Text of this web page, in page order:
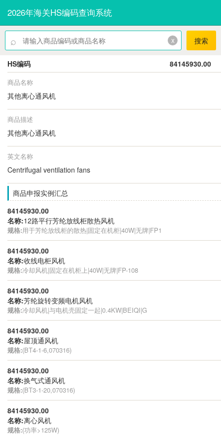
2026年海关HS编码查询系统
⌕ x 搜索
HS编码 84145930.00
商品名称
其他离心通风机
商品描述
其他离心通风机
英文名称
Centrifugal ventilation fans
商品申报实例汇总
84145930.00
名称:12路平行芳纶放线柜散热风机
规格:用于芳纶放线柜的散热|固定在机柜|40W|无牌|FP1
84145930.00
名称:收线电柜风机
规格:冷却风机|固定在机柜上|40W|无牌|FP-108
84145930.00
名称:芳纶旋转变频电机风机
规格:冷却风机|与电机壳固定一起|0.4KW|BEIQI|G
84145930.00
名称:屋顶通风机
规格:(BT4-1-6,070316)
84145930.00
名称:换气式通风机
规格:(BT3-1-20,070316)
84145930.00
名称:离心风机
规格:(功率>125W)